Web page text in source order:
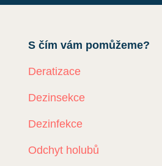
S čím vám pomůžeme?
Deratizace
Dezinsekce
Dezinfekce
Odchyt holubů